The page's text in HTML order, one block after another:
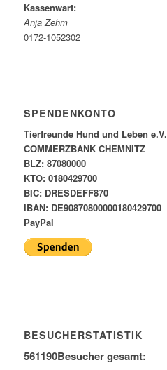
Kassenwart:
Anja Zehm
0172-1052302
SPENDENKONTO
Tierfreunde Hund und Leben e.V.
COMMERZBANK CHEMNITZ
BLZ: 87080000
KTO: 0180429700
BIC: DRESDEFF870
IBAN: DE90870800000180429700
PayPal
BESUCHERSTATISTIK
561190Besucher gesamt: